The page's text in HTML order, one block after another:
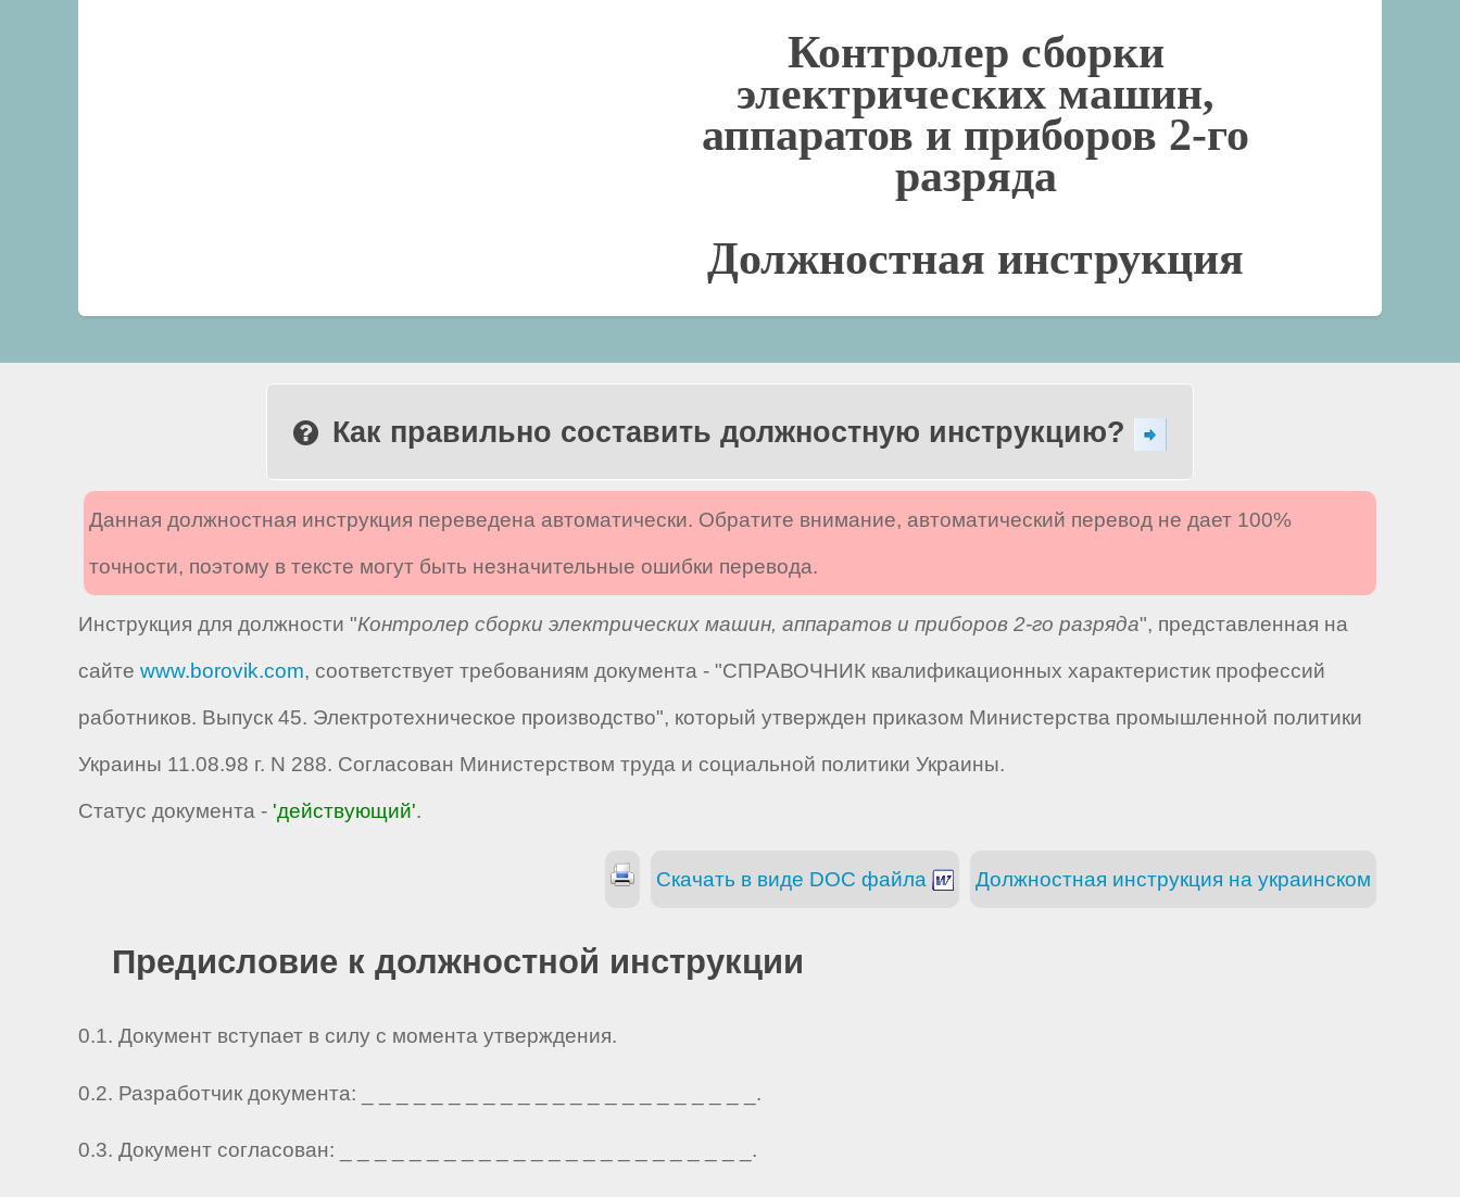
Контролер сборки
электрических машин,
аппаратов и приборов 2-го
разряда
Должностная инструкция
Как правильно составить должностную инструкцию?
Данная должностная инструкция переведена автоматически. Обратите внимание, автоматический перевод не дает 100%
точности, поэтому в тексте могут быть незначительные ошибки перевода.
Инструкция для должности "Контролер сборки электрических машин, аппаратов и приборов 2-го разряда", представленная на
сайте www.borovik.com, соответствует требованиям документа - "СПРАВОЧНИК квалификационных характеристик профессий
работников. Выпуск 45. Электротехническое производство", который утвержден приказом Министерства промышленной политики
Украины 11.08.98 г. N 288. Согласован Министерством труда и социальной политики Украины.
Статус документа - 'действующий'.
Должностная инструкция на украинском
Скачать в виде DOC файла
Предисловие к должностной инструкции
0.1. Документ вступает в силу с момента утверждения.
0.2. Разработчик документа: _ _ _ _ _ _ _ _ _ _ _ _ _ _ _ _ _ _ _ _ _ _ _.
0.3. Документ согласован: _ _ _ _ _ _ _ _ _ _ _ _ _ _ _ _ _ _ _ _ _ _ _ _.